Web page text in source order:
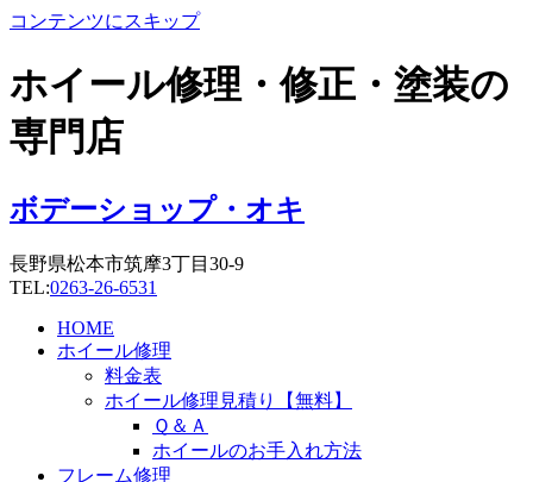
コンテンツにスキップ
ホイール修理・修正・塗装の
専門店
ボデーショップ・オキ
長野県松本市筑摩3丁目30-9
TEL:0263-26-6531
HOME
ホイール修理
料金表
ホイール修理見積り【無料】
Ｑ＆Ａ
ホイールのお手入れ方法
フレーム修理